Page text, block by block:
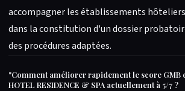
accompagner les établissements
dans la constitution d'un dossier
des procédures adaptées.
"Comment améliorer rapidement le score GMB
HOTEL RESIDENCE & SPA actuellement à 5/7 ?